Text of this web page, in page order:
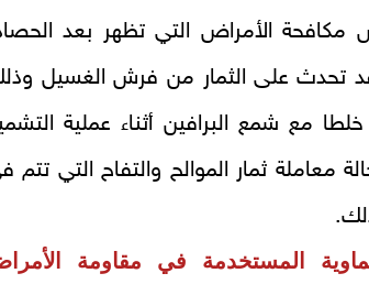
مكافحة الأمراض التي تظهر بعد
قد تحدث على الثمار من فرش الغسيل
مع شمع البرافين أثناء عملية
معاملة ثمار الموالح والتفاح التي تتم
المستخدمة في مقاومة